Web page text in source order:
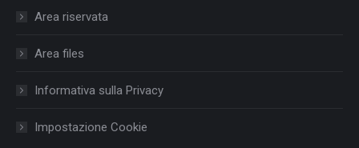
windowwindow
Area riservata
Area files
Informativa sulla Privacy
Impostazione Cookie